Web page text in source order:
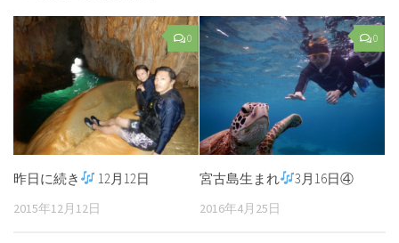
0
昨日に続き 12月12日
2015年12月12日
0
宮古島生まれ 3月16日④
2016年4月25日